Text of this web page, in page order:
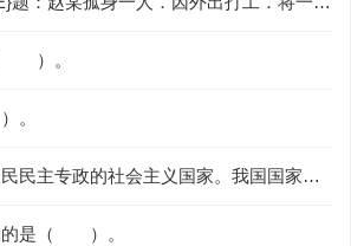
了古董收藏商孙某，得款10000元。孙
李某借款20000元．双方约定将该古董
塌危险，因此房与钱某的房屋相邻，如
费用待赵某回来后由赵某付款。房屋修
的台风而倒塌。年末．赵某回村，因古
）
）。
。
民主专政的社会主义国家。我国国家性
的是（ ）。